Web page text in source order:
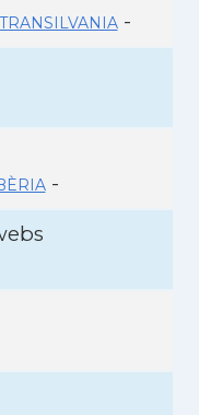
TRANSILVANIA-
-